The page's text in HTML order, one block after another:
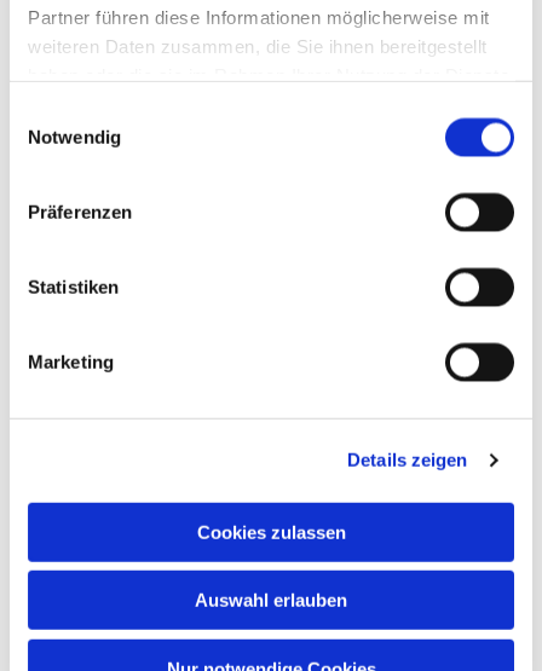
Partner führen diese Informationen möglicherweise mit
weiteren Daten zusammen, die Sie ihnen bereitgestellt
Notwendig
Präferenzen
Statistiken
Marketing
Details zeigen
Cookies zulassen
Auswahl erlauben